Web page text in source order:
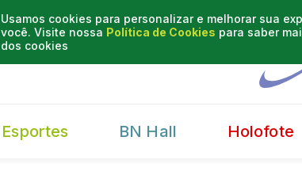
Usamos cookies para personalizar e melhorar sua
você. Visite nossa Política de Cookies para saber
dos cookies
Esportes BN Hall Holofote